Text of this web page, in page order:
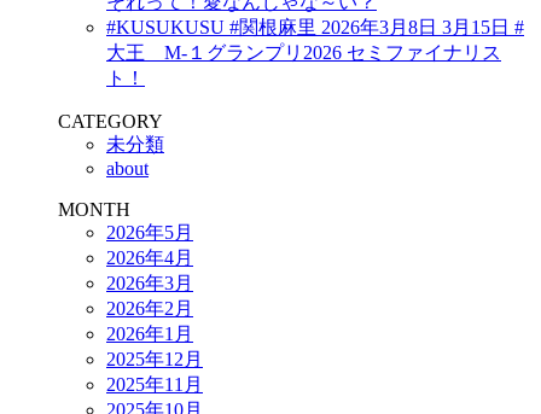
#KUSUKUSU #関根麻里 2026年3月8日 3月15日 #
大王 M-１グランプリ2026 セミファイナリス
ト！
CATEGORY
未分類
about
MONTH
2026年5月
2026年4月
2026年3月
2026年2月
2026年1月
2025年12月
2025年11月